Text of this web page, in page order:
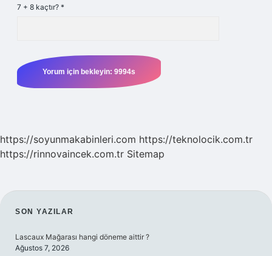
7 + 8 kaçtır? *
https://soyunmakabinleri.com https://teknolocik.com.tr
https://rinnovaincek.com.tr Sitemap
SIDEBAR
SON YAZILAR
Lascaux Mağarası hangi döneme aittir ?
Ağustos 7, 2026